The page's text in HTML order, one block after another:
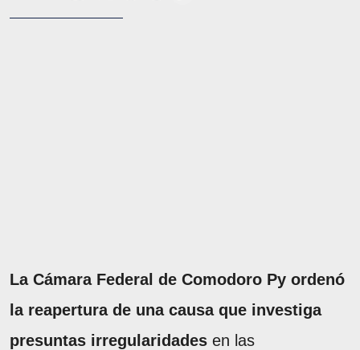
La Cámara Federal de Comodoro Py ordenó
la reapertura de una causa que investiga
presuntas irregularidades en las